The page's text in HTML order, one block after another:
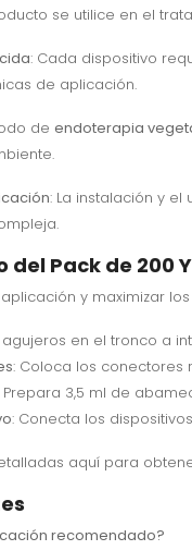
se utilice en el
: Cada dispositivo
de aplicación.
de endoterapia
: La instalación y
del Pack de 200
y maximizar
agujeros en el tronco a
: Coloca los conectores
Prepara 3,5 ml de
: Conecta los
aquí para
recomendado?